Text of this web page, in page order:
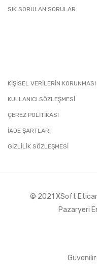
SIK SORULAN SORULAR
KİŞİSEL VERİLERİN
KULLANICI SÖZLEŞMESİ
ÇEREZ POLİTİKASI
İADE ŞARTLARI
GIZLILIK SÖZLEŞMESI
© 2021 XSoft
Pazaryeri